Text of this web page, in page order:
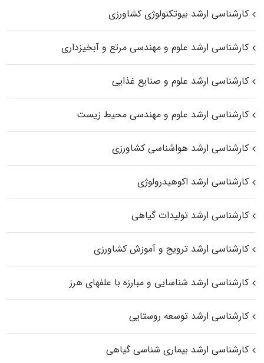
کارشناسی ارشد بیوتکنولوژی کشاورزی
کارشناسی ارشد علوم و مهندسی مرتع و آبخیزداری
کارشناسی ارشد علوم و صنایع غذایی
کارشناسی ارشد علوم و مهندسی محیط زیست
کارشناسی ارشد هواشناسی کشاورزی
کارشناسی ارشد اکوهیدرولوژی
کارشناسی ارشد تولیدات گیاهی
کارشناسی ارشد ترویج و آموزش کشاورزی
کارشناسی ارشد شناسایی و مبارزه با علفهای هرز
کارشناسی ارشد توسعه روستایی
کارشناسی ارشد بیماری‌ شناسی گیاهی